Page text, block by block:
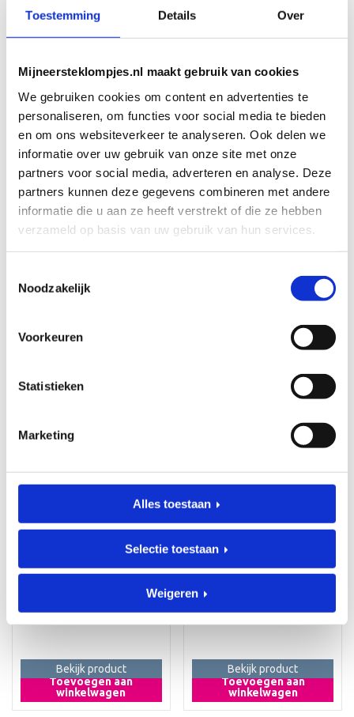
Toestemming Details Over
Mijneersteklompjes.nl maakt gebruik van cookies
We gebruiken cookies om content en advertenties te
personaliseren, om functies voor social media te bieden
en om ons websiteverkeer te analyseren. Ook delen we
informatie over uw gebruik van onze site met onze
partners voor social media, adverteren en analyse. Deze
partners kunnen deze gegevens combineren met andere
informatie die u aan ze heeft verstrekt of die ze hebben
verzameld op basis van uw gebruik van hun services.
Noodzakelijk
Voorkeuren
Statistieken
Marketing
Alles toestaan
Selectie toestaan
Weigeren
Toevoegen aan
winkelwagen
Geboortestoeltje
€ 81,95
Bekijk product
Geboortestoeltje
Toevoegen aan
Bekijk product
Geboortestoeltje Saar
Toevoegen aan
winkelwagen
Bekijk product
KRAAMCADEAUS
Geboortestoeltje
Art. stoeltjes_023
€81,95
Toevoegen aan
winkelwagen
Bekijk product